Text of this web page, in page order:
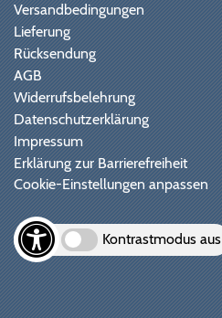
Versandbedingungen
Lieferung
Rücksendung
AGB
Widerrufsbelehrung
Datenschutzerklärung
Impressum
Erklärung zur Barrierefreiheit
Cookie-Einstellungen anpassen
Kontrastmodus aus